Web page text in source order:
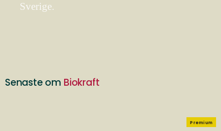
Sverige.
Senaste om Biokraft
Premium